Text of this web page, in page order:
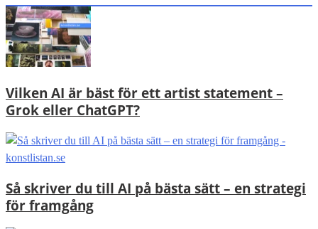
Vilken AI är bäst för ett artist statement –
Grok eller ChatGPT?
Så skriver du till AI på bästa sätt – en strategi
för framgång